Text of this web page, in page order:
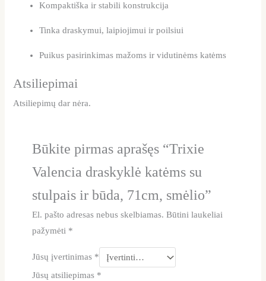
Kompaktiška ir stabili konstrukcija
Tinka draskymui, laipiojimui ir poilsiui
Puikus pasirinkimas mažoms ir vidutinėms katėms
Atsiliepimai
Atsiliepimų dar nėra.
Būkite pirmas aprašęs “Trixie
Valencia draskyklė katėms su
stulpais ir būda, 71cm, smėlio”
El. pašto adresas nebus skelbiamas. Būtini laukeliai
pažymėti *
Jūsų įvertinimas *
Jūsų atsiliepimas *